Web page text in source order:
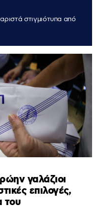
στιγμιότυπα από
γαλάζιοι
επιλογές,
του